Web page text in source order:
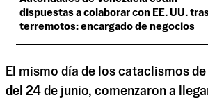
dispuestas a colaborar con EE. UU.
terremotos: encargado de negocios
El mismo día de los cataclismos
del 24 de junio, comenzaron a